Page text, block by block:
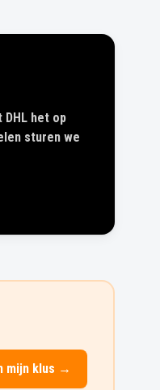
het op
sturen we
mijn klus →